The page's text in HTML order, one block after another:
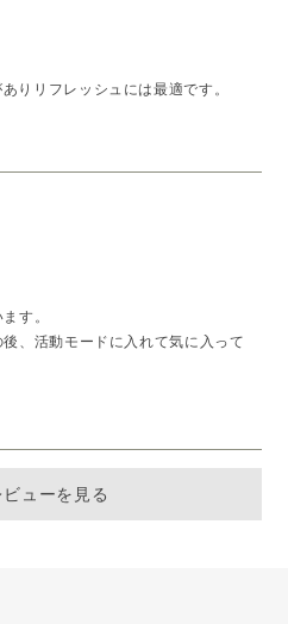
りリフレッシュには最適です。
す。
、活動モードに入れて気に入って
ューを見る